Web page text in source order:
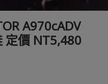
A970cADV
定價 NT5,480